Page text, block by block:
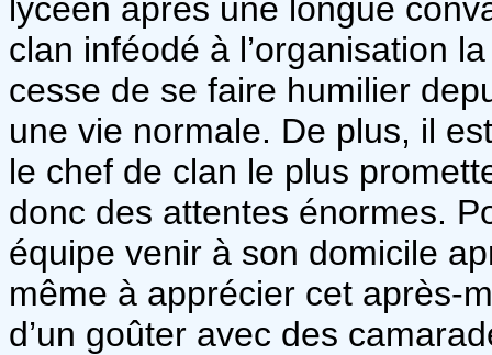
lycéen après une longue
clan inféodé à l’organisation
cesse de se faire humilier
une vie normale. De plus, il
le chef de clan le plus
donc des attentes énormes.
équipe venir à son domicile
même à apprécier cet après-
d’un goûter avec des